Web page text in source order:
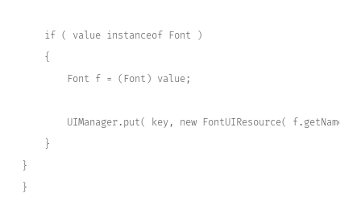
    if ( value instanceof Font )
    {
        Font f = (Font) value;
UIManager.put( key, new FontUIResource(
    }
}
}